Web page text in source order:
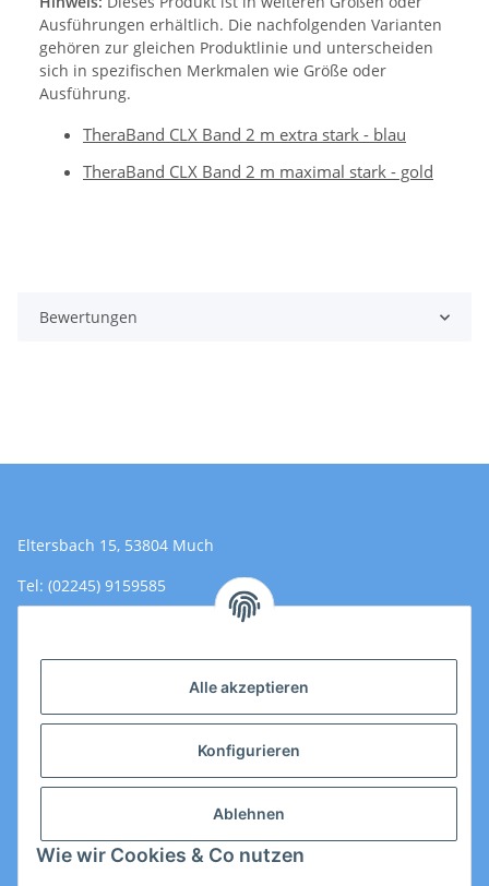
Alle akzeptieren
Konfigurieren
Ablehnen
Wie wir Cookies & Co nutzen
Ausführungen erhältlich. Die nachfolgenden Varianten
gehören zur gleichen Produktlinie und unterscheiden
sich in spezifischen Merkmalen wie Größe oder
Ausführung.
TheraBand CLX Band 2 m extra stark - blau
TheraBand CLX Band 2 m maximal stark - gold
Bewertungen
Eltersbach 15, 53804 Much
Tel: (02245) 9159585
Email: Kontakt@toromedical.de
Öffnungszeiten (Mo-Fr.) 8:00 - 17:00